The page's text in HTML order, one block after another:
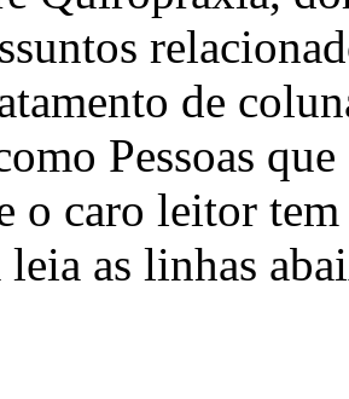
de
Pessoas
o caro leitor
leia as linhas